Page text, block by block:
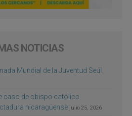
NOTICIAS
Mundial de la Juventud Seúl
caso de obispo católico
nicaragüense julio 25, 2026